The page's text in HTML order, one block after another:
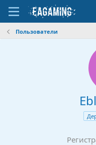
Пользователи